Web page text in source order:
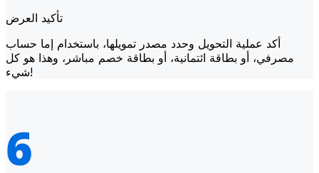
تأكيد العرض
أكد عملية التحويل وحدد مصدر تمويلها، باستخدام إما حساب
مصرفي، أو بطاقة ائتمانية، أو بطاقة خصم مباشر، وهذا هو كل
شيء!